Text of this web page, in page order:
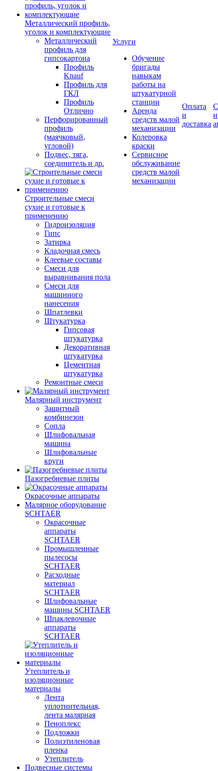
Металлический профиль,
уголок и комплектующие
Металлический
профиль для
гипсокартона
Профиль
Knauf
Профиль для
ГКЛ
Профиль
Отлично
Перфорированный
профиль
(маячковый,
угловой)
Подвес, тяга,
соединитель и др.
Строительные смеси
сухие и готовые к
применению
Гидроизоляция
Гипс
Затирка
Кладочная смесь
Клеевые составы
Смеси для
выравнивания пола
Смеси для
машинного
нанесения
Шпатлевки
Штукатурка
Гипсовая
штукатурка
Декоративная
штукатурка
Цементная
штукатурка
Ремонтные смеси
Малярный инструмент
Защитный
комбинезон
Сопла
Шлифовальная
машина
Шлифовальные
круги
Пазогребневые плиты
Окрасочные аппараты
Малярное оборудование
SCHTAER
Окрасочные
аппараты
SCHTAER
Промышленные
пылесосы
SCHTAER
Расходные
материал
SCHTAER
Шлифовальные
машины SCHTAER
Шпаклевочные
аппараты
SCHTAER
Утеплитель и
изоляционные
материалы
Лента
уплотнительная,
лента малярная
Пеноплекс
Подложки
Полиэтиленовая
пленка
Утеплитель
Подвесные системы
Услуги
Обучение
бригады
навыкам
работы на
штукатурной
станции
Аренда
средств малой
механизации
Колеровка
краски
Сервисное
обслуживание
средств малой
механизации
Оплата
и
доставка
и